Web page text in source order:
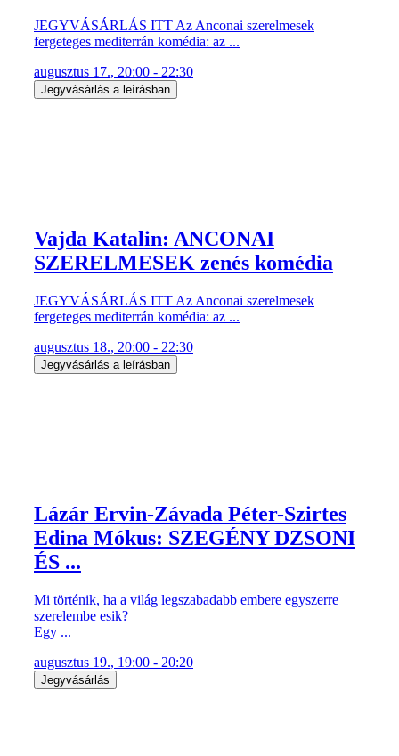
JEGYVÁSÁRLÁS ITT Az Anconai szerelmesek
fergeteges mediterrán komédia: az ...
augusztus 17., 20:00 - 22:30
Jegyvásárlás a leírásban
Vajda Katalin: ANCONAI
SZERELMESEK zenés komédia
JEGYVÁSÁRLÁS ITT Az Anconai szerelmesek
fergeteges mediterrán komédia: az ...
augusztus 18., 20:00 - 22:30
Jegyvásárlás a leírásban
Lázár Ervin-Závada Péter-Szirtes
Edina Mókus: SZEGÉNY DZSONI
ÉS ...
Mi történik, ha a világ legszabadabb embere egyszerre
szerelembe esik?
Egy ...
augusztus 19., 19:00 - 20:20
Jegyvásárlás